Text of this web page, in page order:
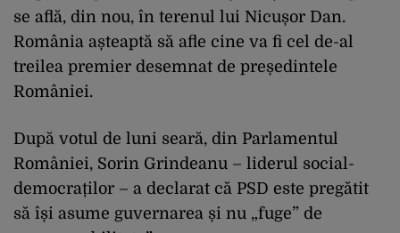
se află, din nou, în terenul lui Nicușor Dan.
România așteaptă să afle cine va fi cel de-al
treilea premier desemnat de președintele
României.
După votul de luni seară, din Parlamentul
României, Sorin Grindeanu – liderul social-
democraților – a declarat că PSD este pregătit
să își asume guvernarea și nu „fuge” de